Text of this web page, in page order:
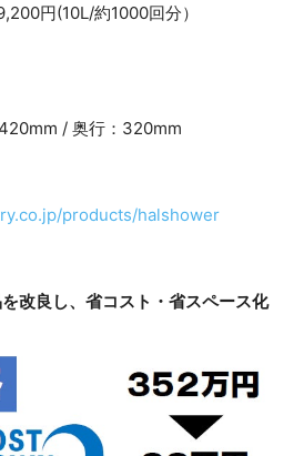
円(10L/約1000回分）
/ 奥行：320mm
products/halshower
改良し、省コスト・省スペース化